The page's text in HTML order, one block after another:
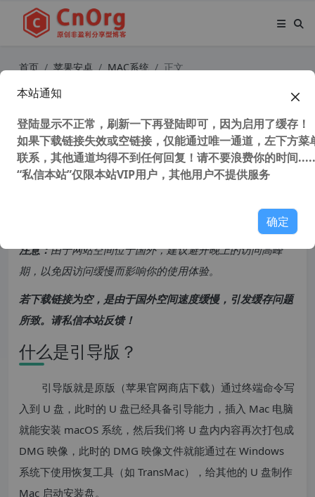
首页 苹果安卓 MAC系统 正文
macOS 原版引导镜像安装说明 常见
问题
45,405 次浏览次阅读
注意：由于网站空间位于国外，建议避开晚上的访问高峰
期，以免因访问缓慢而影响你的使用体验。
若下载链接为空，是由于国外空间速度缓慢，引发缓存问题
所致。请私信本站反馈！
什么是引导版？
引导版就是原版（苹果官网商店下载）通过终端命令写
入到 U 盘，此时的 U 盘已经具备引导能力，插入 Mac 电脑
就能安装 macOS 系统，然后我们将 U 盘内内容再次打包成
DMG 映像，此时的 DMG 映像文件就能通过在 Windows
系统下使用恢复工具（如 TransMac），给其他的 U 盘制作
Mac 启动安装盘。
本站通知
登陆显示不正常，刷新一下再登陆即可，因为启用了缓存！
如果下载链接失效或空链接，仅能通过唯一通道，左下方菜
联系，其他通道均得不到任何回复！请不要浪费你的时间
“私信本站”仅限本站VIP用户，其他用户不提供服务
确定